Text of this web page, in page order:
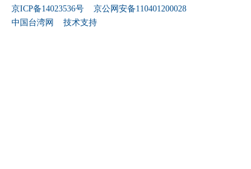
京ICP备14023536号 京公网安备110401200028
中国台湾网
技术支持